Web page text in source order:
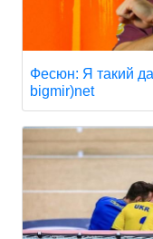
Фесюн: Я такий
bigmir)net